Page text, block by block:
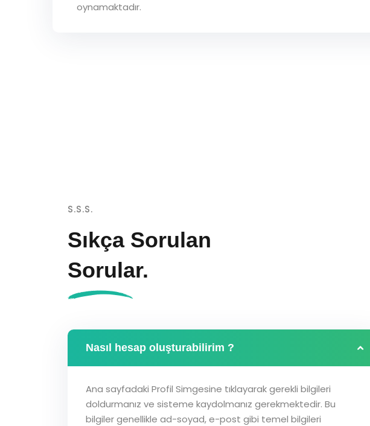
oynamaktadır.
S.S.S.
Sıkça Sorulan
Sorular.
Nasıl hesap oluşturabilirim ?
Ana sayfadaki Profil Simgesine tıklayarak gerekli bilgileri
doldurmanız ve sisteme kaydolmanız gerekmektedir. Bu
bilgiler genellikle ad-soyad, e-post gibi temel bilgileri